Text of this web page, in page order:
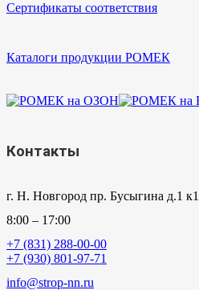
Сертификаты соответствия
Каталоги продукции РОМЕК
Контакты
г. Н. Новгород пр. Бусыгина д.1 к1
8:00 – 17:00
+7 (831) 288-00-00
+7 (930) 801-97-71
info@strop-nn.ru